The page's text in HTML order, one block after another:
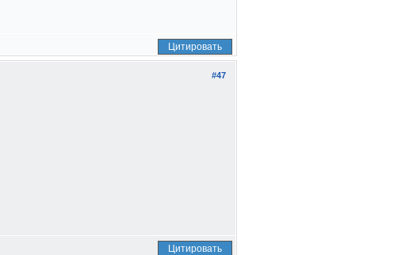
Цитировать
#47
Цитировать